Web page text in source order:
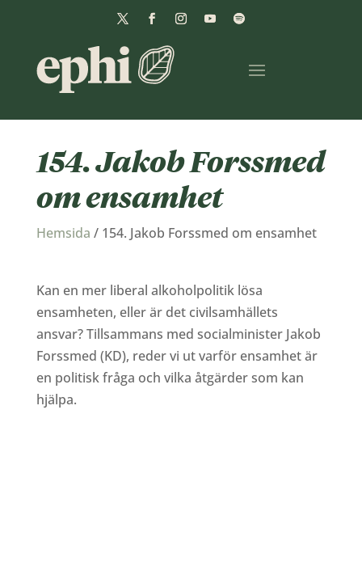
154. Jakob Forssmed
om ensamhet
Hemsida / 154. Jakob Forssmed om ensamhet
Kan en mer liberal alkoholpolitik lösa
ensamheten, eller är det civilsamhällets
ansvar? Tillsammans med socialminister Jakob
Forssmed (KD), reder vi ut varför ensamhet är
en politisk fråga och vilka åtgärder som kan
hjälpa.